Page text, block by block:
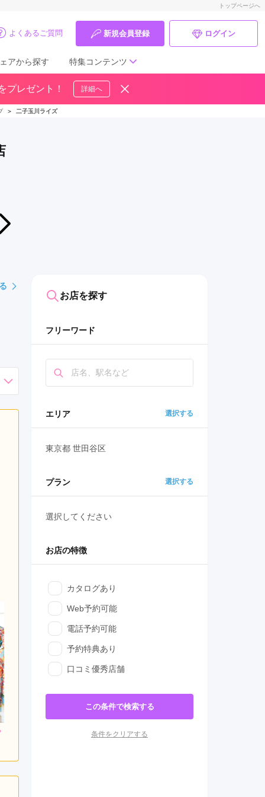
トップページへ
よくあるご質問 新規会員登録 ログイン
アから探す 特集コンテンツ
プレゼント！ 詳細へ
＞ 二子玉川ライズ
8月31日まで‼FURISODE SUMMER FAIR!!
お店を探す
フリーワード
エリア 選択する
東京都 世田谷区
プラン 選択する
選択してください
お店の特徴
カタログあり
Web予約可能
電話予約可能
予約特典あり
口コミ優秀店舗
この条件で検索する
条件をクリアする